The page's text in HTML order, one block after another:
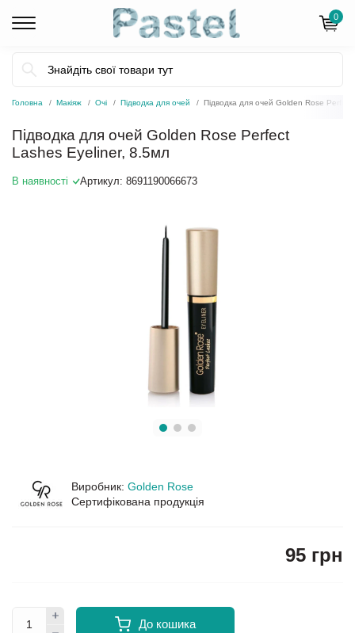
0
Головна Макіяж Очі Підводка для очей Підводка для очей Golden Rose
Підводка для очей Golden Rose Perfect
Lashes Eyeliner, 8.5мл
В наявності Артикул: 8691190066673
Виробник: Golden Rose
Сертифікована продукція
95 грн
До кошика